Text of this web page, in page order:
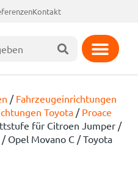
Kontakt
/ Fahrzeugeinrichtungen
Toyota / Proace
für Citroen Jumper /
Opel Movano C / Toyota